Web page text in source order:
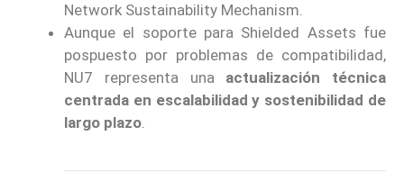
Network Sustainability Mechanism.
Aunque el soporte para Shielded Assets fue
pospuesto por problemas de compatibilidad,
NU7 representa una actualización técnica
centrada en escalabilidad y sostenibilidad de
largo plazo.